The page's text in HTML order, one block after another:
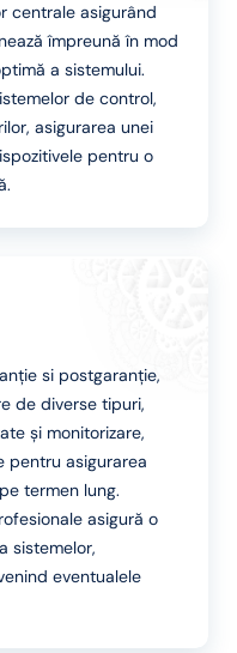
centrale asigurând
împreună în mod
a sistemului.
de control,
asigurarea unei
pentru o
si postgaranție,
de diverse tipuri,
și monitorizare,
pentru asigurarea
termen lung.
asigură o
sistemelor,
eventualele